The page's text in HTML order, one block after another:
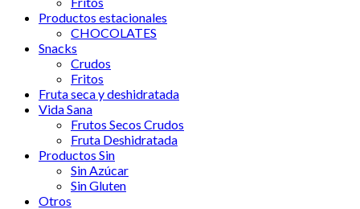
Productos estacionales
CHOCOLATES
Snacks
Crudos
Fritos
Fruta seca y deshidratada
Vida Sana
Frutos Secos Crudos
Fruta Deshidratada
Productos Sin
Sin Azúcar
Sin Gluten
Otros